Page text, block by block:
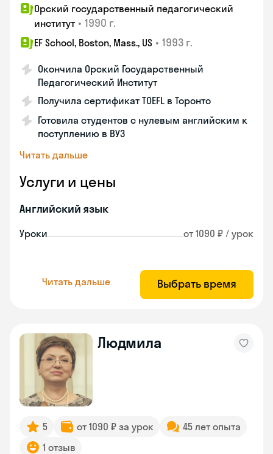
Орский государственный педагогический
институт • 1990 г.
EF School, Boston, Mass., US • 1993 г.
Окончила Орский Государственный
Педагогический Институт
Получила сертификат TOEFL в Торонто
Готовила студентов с нулевым английским к
поступлению в ВУЗ
Читать дальше
Услуги и цены
Английский язык
Уроки от 1090 ₽ / урок
Читать дальше Выбрать время
Людмила
5 от 1090 ₽ за урок
45 лет опыта
1 отзыв